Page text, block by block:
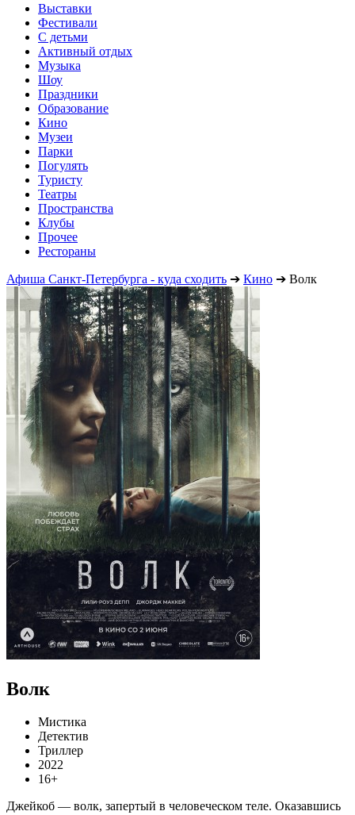
Выставки
Фестивали
С детьми
Активный отдых
Музыка
Шоу
Праздники
Образование
Кино
Музеи
Парки
Погулять
Туристу
Театры
Пространства
Клубы
Прочее
Рестораны
Афиша Санкт-Петербурга - куда сходить ➔ Кино ➔ Волк
Волк
Мистика
Детектив
Триллер
2022
16+
Джейкоб — волк, запертый в человеческом теле. Оказавшись